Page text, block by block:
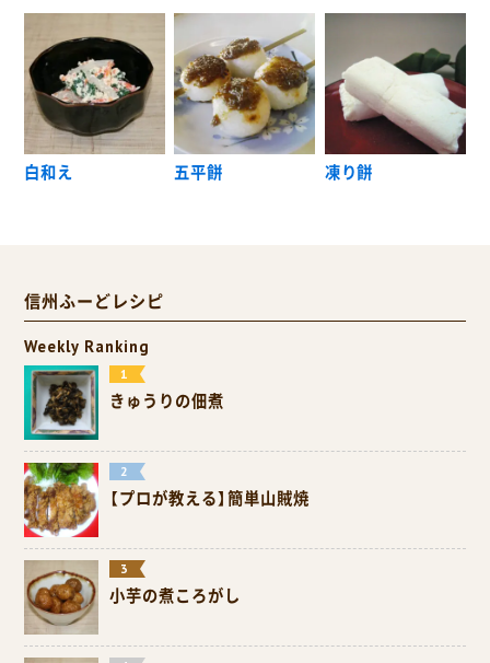
白和え 五平餅 凍り餅
信州ふーどレシピ
Weekly Ranking
きゅうりの佃煮
【プロが教える】簡単山賊焼
小芋の煮ころがし